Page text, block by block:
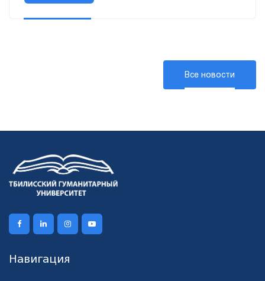
Все новости
Навигация